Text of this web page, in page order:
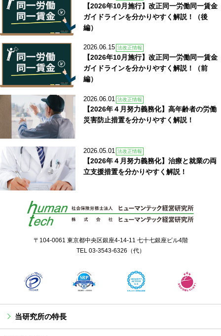
【2026年10月施行】改正同一労働同一賃金
ガイドラインを分かりやすく解説！（後
編）
2026.06.15 法改正情報
【2026年10月施行】改正同一労働同一賃金
ガイドラインを分かりやすく解説！（前
編）
2026.06.01 法改正情報
【2026年４月努力義務化】高年齢者の労働
災害防止措置を分かりやすく解説！
2026.05.01 法改正情報
【2026年４月努力義務化】治療と就業の両
立支援措置を分かりやすく解説！
〒104-0061 東京都中央区銀座4-14-11 七十七銀座ビル4階
TEL 03-3543-6326 （代）
当研究所の特長